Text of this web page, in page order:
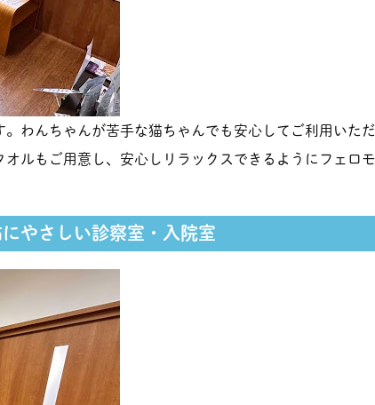
わんちゃんが苦手な猫ちゃんでも安心してご利用いただ
ルもご用意し、安心しリラックスできるようにフェロ
やさしい診察室・入院室